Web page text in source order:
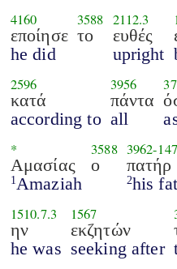
4160
εποίησε
he did
3588
το
2112.3
ευθές
upright
2596
κατά
according to
3956
πάντα
all
*
Αμασίας
1 Amaziah
3588
ο
3962-
πατήρ
2his
1510.7.3
ην
he was
1567
εκζητών
seeking after